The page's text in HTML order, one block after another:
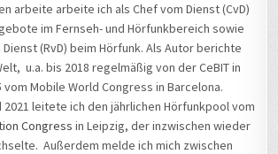
arbeite arbeite ich als Chef vom Dienst (CvD)
im Fernseh- und Hörfunkbereich sowie
(RvD) beim Hörfunk. Als Autor berichte
u.a. bis 2018 regelmäßig von der CeBIT in
vom Mobile World Congress in Barcelona.
2021 leitete ich den jährlichen Hörfunkpool vom
Congress in Leipzig, der inzwischen wieder
Außerdem melde ich mich zwischen